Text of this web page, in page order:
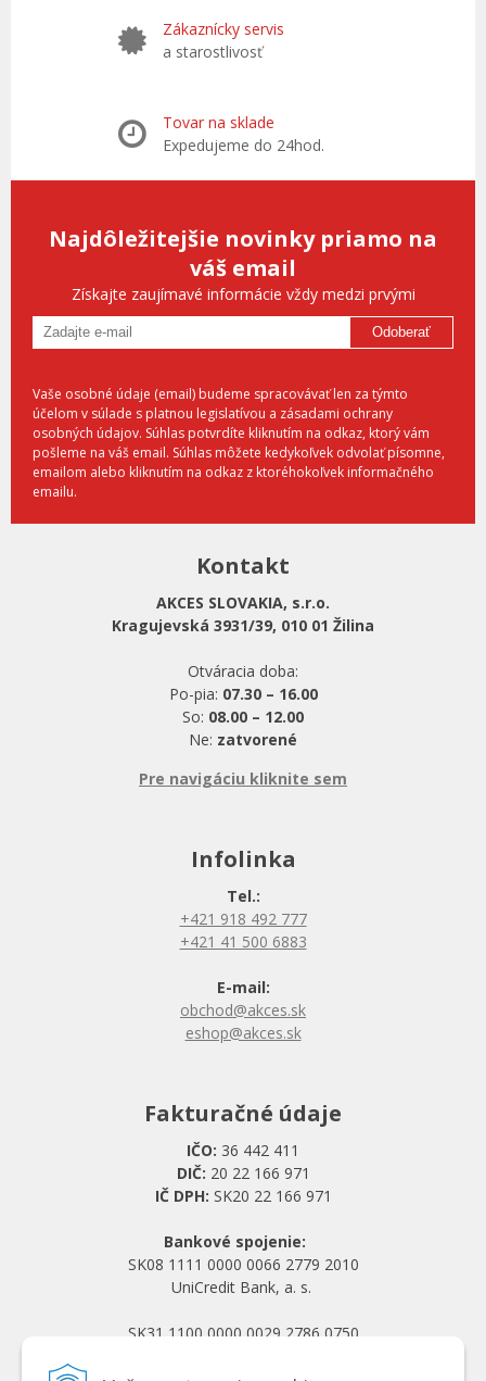
Zákaznícky servis
a starostlivosť
Tovar na sklade
Expedujeme do 24hod.
Najdôležitejšie novinky priamo na
váš email
Získajte zaujímavé informácie vždy medzi prvými
Odoberať
Vaše osobné údaje (email) budeme spracovávať len za týmto
účelom v súlade s platnou legislatívou a zásadami ochrany
osobných údajov. Súhlas potvrdíte kliknutím na odkaz, ktorý vám
pošleme na váš email. Súhlas môžete kedykoľvek odvolať písomne,
emailom alebo kliknutím na odkaz z ktoréhokoľvek informačného
emailu.
Kontakt
AKCES SLOVAKIA, s.r.o.
Kragujevská 3931/39, 010 01 Žilina
Otváracia doba:
Po-pia: 07.30 – 16.00
So: 08.00 – 12.00
Ne: zatvorené
Pre navigáciu kliknite sem
Infolinka
Tel.:
+421 918 492 777
+421 41 500 6883
E-mail:
obchod@akces.sk
eshop@akces.sk
Fakturačné údaje
IČO: 36 442 411
DIČ: 20 22 166 971
IČ DPH: SK20 22 166 971
Bankové spojenie:
SK08 1111 0000 0066 2779 2010
UniCredit Bank, a. s.
SK31 1100 0000 0029 2786 0750